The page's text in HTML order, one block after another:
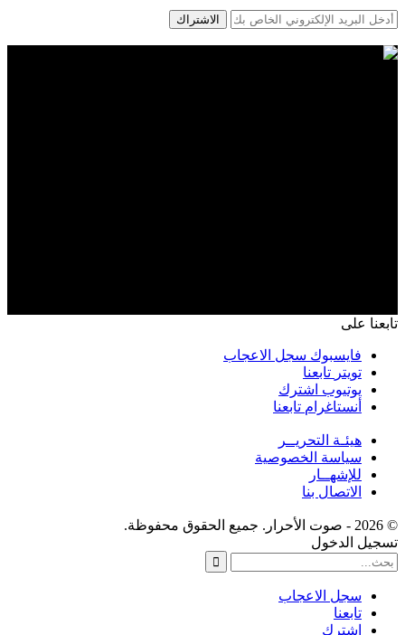
الاشتراك
تابعنا على
فايسبوك سجل الاعجاب
تويتر تابعنا
يوتيوب اشترك
أنستاغرام تابعنا
هيئـة التحريــر
سياسة الخصوصية
للإشهــار
الاتصال بنا
© 2026 - صوت الأحرار. جميع الحقوق محفوظة.
تسجيل الدخول
سجل الاعجاب
تابعنا
اشترك